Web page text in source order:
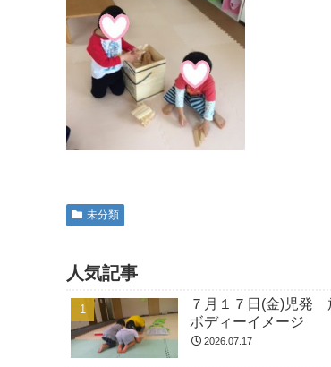
未分類
人気記事
７月１７日(金)児
ボディーイメージ
2026.07.17